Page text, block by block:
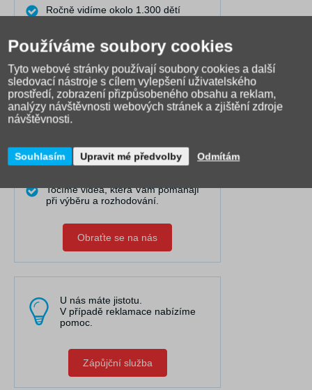
Ročně vidíme okolo 1.300 dětí
Díky tomu VÍME, jak a komu která
taška či batoh na zádech sedí
nejlépe.
Dovedeme Vám dobře poradit i na
dálku.
Pravidelně publikujeme články do
Máme nejširší výběr online a
Točíme videa, která Vám pomáhají
při výběru a rozhodování.
Obraťte se na nás
U nás máte jistotu.
V případě reklamace nabízíme
pomoc.
Zápůjční služba
Používáme soubory cookies
Tyto webové stránky používají soubory cookies a další
sledovací nástroje s cílem vylepšení uživatelského
prostředí, zobrazení přizpůsobeného obsahu a reklam,
analýzy návštěvnosti webových stránek a zjištění zdroje
návštěvnosti.
Souhlasím Upravit mé předvolby Odmítám